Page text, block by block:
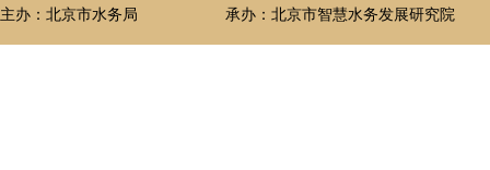
主办：北京市水务局 承办：北京市智慧水务发展研究院